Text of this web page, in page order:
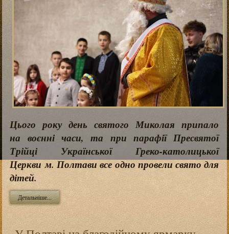
Цього року день святого Миколая припало
на воєнні часи, та при парафії Пресвятої
Трійці Української Греко-католицької
Церкви м. Полтави все одно провели свято для
дітей.
Детальніше...